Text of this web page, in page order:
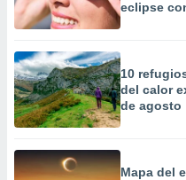
eclipse
10
del calor
de agosto
Mapa del